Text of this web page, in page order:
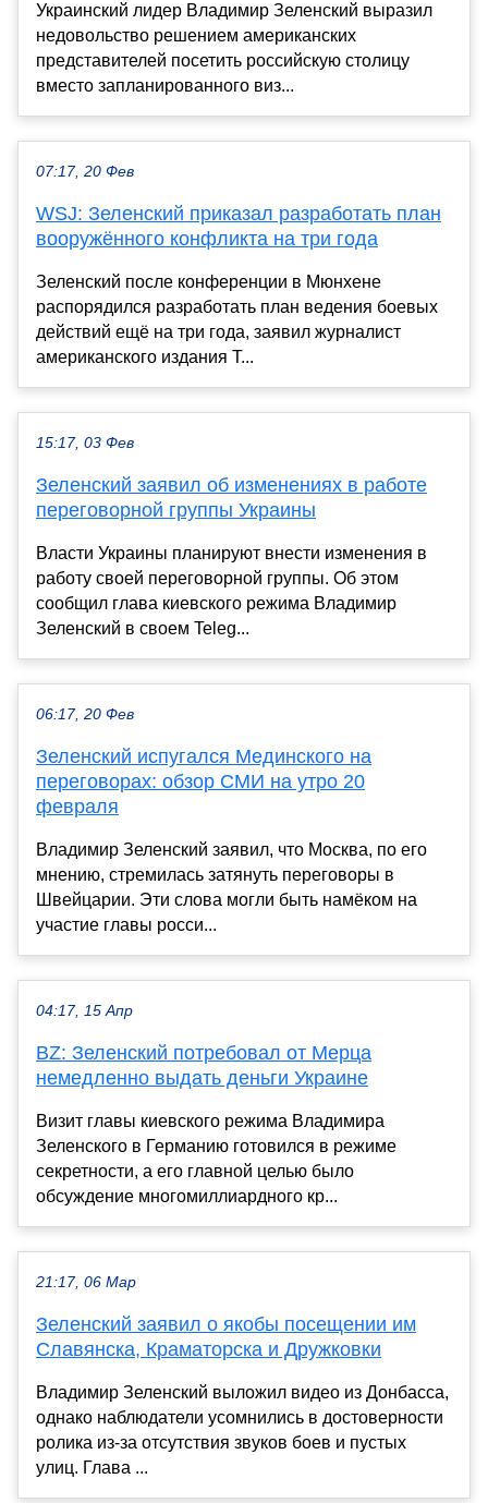
Украинский лидер Владимир Зеленский выразил
недовольство решением американских
представителей посетить российскую столицу
вместо запланированного виз...
07:17, 20 Фев
WSJ: Зеленский приказал разработать план
вооружённого конфликта на три года
Зеленский после конференции в Мюнхене
распорядился разработать план ведения боевых
действий ещё на три года, заявил журналист
американского издания T...
15:17, 03 Фев
Зеленский заявил об изменениях в работе
переговорной группы Украины
Власти Украины планируют внести изменения в
работу своей переговорной группы. Об этом
сообщил глава киевского режима Владимир
Зеленский в своем Teleg...
06:17, 20 Фев
Зеленский испугался Мединского на
переговорах: обзор СМИ на утро 20
февраля
Владимир Зеленский заявил, что Москва, по его
мнению, стремилась затянуть переговоры в
Швейцарии. Эти слова могли быть намёком на
участие главы росси...
04:17, 15 Апр
BZ: Зеленский потребовал от Мерца
немедленно выдать деньги Украине
Визит главы киевского режима Владимира
Зеленского в Германию готовился в режиме
секретности, а его главной целью было
обсуждение многомиллиардного кр...
21:17, 06 Мар
Зеленский заявил о якобы посещении им
Славянска, Краматорска и Дружковки
Владимир Зеленский выложил видео из Донбасса,
однако наблюдатели усомнились в достоверности
ролика из-за отсутствия звуков боев и пустых
улиц. Глава ...